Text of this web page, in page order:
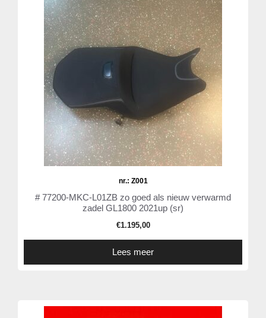
nr.: Z001
# 77200-MKC-L01ZB zo goed als nieuw verwarmd
zadel GL1800 2021up (sr)
€1.195,00
Lees meer